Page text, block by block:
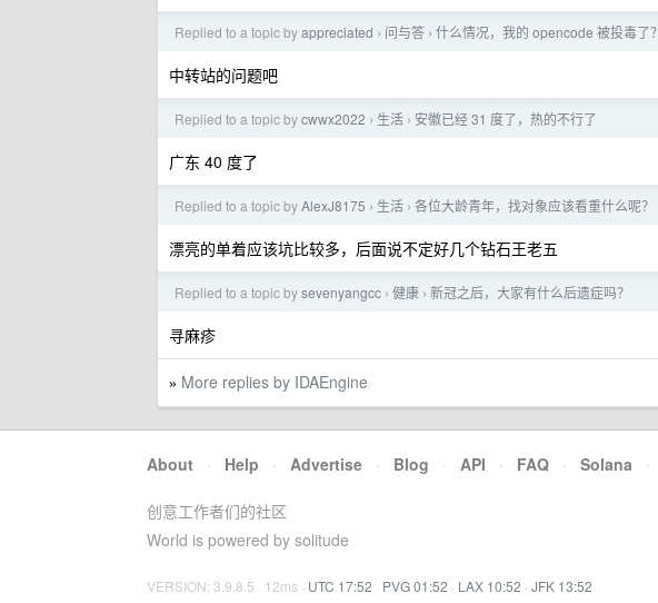
Replied to a topic byappreciated › 问与答 › 什么情况，我的 opencode 被投毒了？
中转站的问题吧
Replied to a topic bycwwx2022 › 生活 › 安徽已经 31 度了，热的不行了
广东 40 度了
Replied to a topic byAlexJ8175 › 生活 › 各位大龄青年，找对象应该看重什么呢？
漂亮的单着应该坑比较多，后面说不定好几个钻石王老五
Replied to a topic bysevenyangcc › 健康 › 新冠之后，大家有什么后遗症吗？
寻麻疹
» More replies by IDAEngine
About · Help · Advertise · Blog · API · FAQ · Solana ·
创意工作者们的社区
World is powered by solitude
VERSION: 3.9.8.5 · 12ms · UTC 17:52 · PVG 01:52 · LAX 10:52 · JFK 13:52